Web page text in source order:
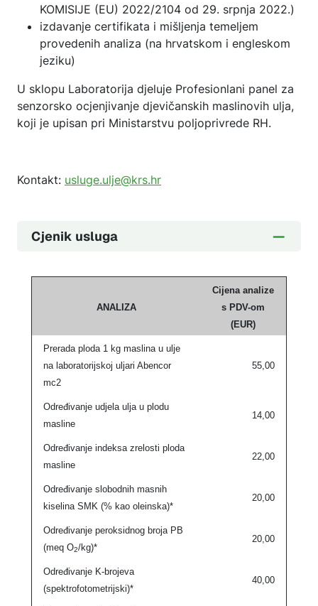
KOMISIJE (EU) 2022/2104 оd 29. srpnja 2022.)
izdavanje certifikata i mišljenja temeljem
provedenih analiza (na hrvatskom i engleskom
jeziku)
U sklopu Laboratorija djeluje Profesionlani panel za
senzorsko ocjenjivanje djevičanskih maslinovih ulja,
koji je upisan pri Ministarstvu poljoprivrede RH.
Kontakt: usluge.ulje@krs.hr
Cjenik usluga
ANALIZA
Cijena analize
s PDV-om
(EUR)
Prerada ploda 1 kg maslina u ulje
na laboratorijskoj uljari Abencor
mc2
55,00
Određivanje udjela ulja u plodu
masline
14,00
Određivanje indeksa zrelosti ploda
masline
22,00
Određivanje slobodnih masnih
kiselina SMK (% kao oleinska)*
20,00
Određivanje peroksidnog broja PB
(meq O2/kg)*
20,00
Određivanje K-brojeva
(spektrofotometrijski)*
40,00